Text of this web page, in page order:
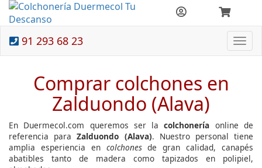
91 293 68 23
Comprar colchones en
Zalduondo (Alava)
En Duermecol.com queremos ser lacolchonería online de
referencia paraZalduondo (Alava). Nuestro personal tiene
amplia esperiencia en colchonesde gran calidad, canapés
abatibles tanto de madera como tapizados en polipiel,